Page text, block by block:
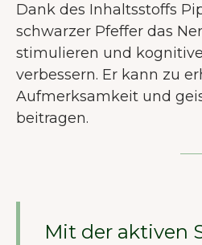
Dank des Inhaltsstoffs
schwarzer Pfeffer das
stimulieren und
verbessern. Er kann zu
Aufmerksamkeit und
beitragen.
Mit der aktiven